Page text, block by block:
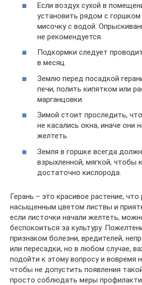
Если воздух сухой в
установить рядом с
мисочку с водой.
не рекомендуется.
Подкормки следует
в месяц.
Землю перед посадкой
печи, полить кипятком или
марганцовки.
Зимой стоит проследить,
не касались окна, иначе они
желтеть.
Земля в горшке всегда
взрыхленной, мягкой, чтобы
достаточно кислорода.
Герань – это красивое растение, что
насыщенным цветом листвы и
если листочки начали желтеть,
беспокоиться за культуру.
признаком болезни, вредителей,
или пересадки, но в любом случае,
подойти к этому вопросу и вовремя
чтобы не допустить появления
просто соблюдать меры